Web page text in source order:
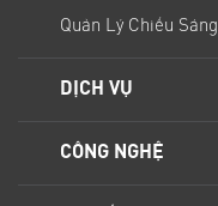
Quản Lý Chiếu Sáng
DỊCH VỤ
CÔNG NGHỆ